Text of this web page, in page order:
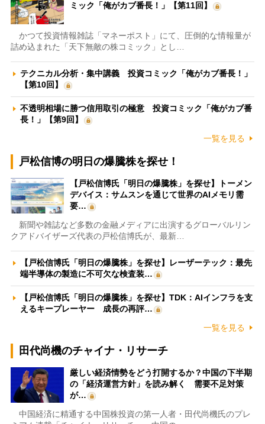
ミック「俺がカブ番長！」【第11回】
かつて投資情報雑誌「マネーポスト」にて、圧倒的な情報量が
詰め込まれた「天下無敵の株コミック」とし…
テクニカル分析・集中講義 投資コミック「俺がカブ番長！」
【第10回】
不透明相場に勝つ信用取引の極意 投資コミック「俺がカブ番
長！」【第9回】
一覧を見る
戸松信博の明日の爆騰株を探せ！
【戸松信博氏「明日の爆騰株」を探せ】トーメン
デバイス：サムスンを通じて世界のAIメモリ需
要…
新聞や雑誌など多数の金融メディアに出演するグローバルリン
クアドバイザーズ代表の戸松信博氏が、最新…
【戸松信博氏「明日の爆騰株」を探せ】レーザーテック：最先
端半導体の製造に不可欠な検査装…
【戸松信博氏「明日の爆騰株」を探せ】TDK：AIインフラを支
えるキープレーヤー 成長の再評…
一覧を見る
田代尚機のチャイナ・リサーチ
厳しい経済情勢をどう打開するか？中国の下半期
の「経済運営方針」を読み解く 需要不足対策
が…
中国経済に精通する中国株投資の第一人者・田代尚機氏のプレ